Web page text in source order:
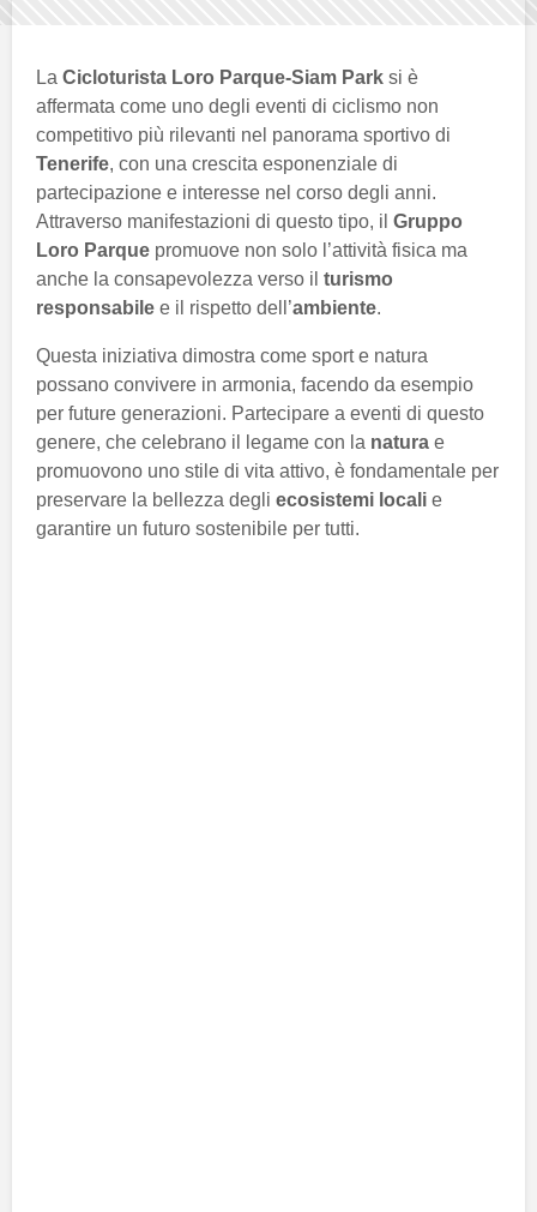
La Cicloturista Loro Parque-Siam Park si è
affermata come uno degli eventi di ciclismo non
competitivo più rilevanti nel panorama sportivo di
Tenerife, con una crescita esponenziale di
partecipazione e interesse nel corso degli anni.
Attraverso manifestazioni di questo tipo, il Gruppo
Loro Parque promuove non solo l’attività fisica ma
anche la consapevolezza verso il turismo
responsabile e il rispetto dell’ambiente.
Questa iniziativa dimostra come sport e natura
possano convivere in armonia, facendo da esempio
per future generazioni. Partecipare a eventi di questo
genere, che celebrano il legame con la natura e
promuovono uno stile di vita attivo, è fondamentale per
preservare la bellezza degli ecosistemi locali e
garantire un futuro sostenibile per tutti.